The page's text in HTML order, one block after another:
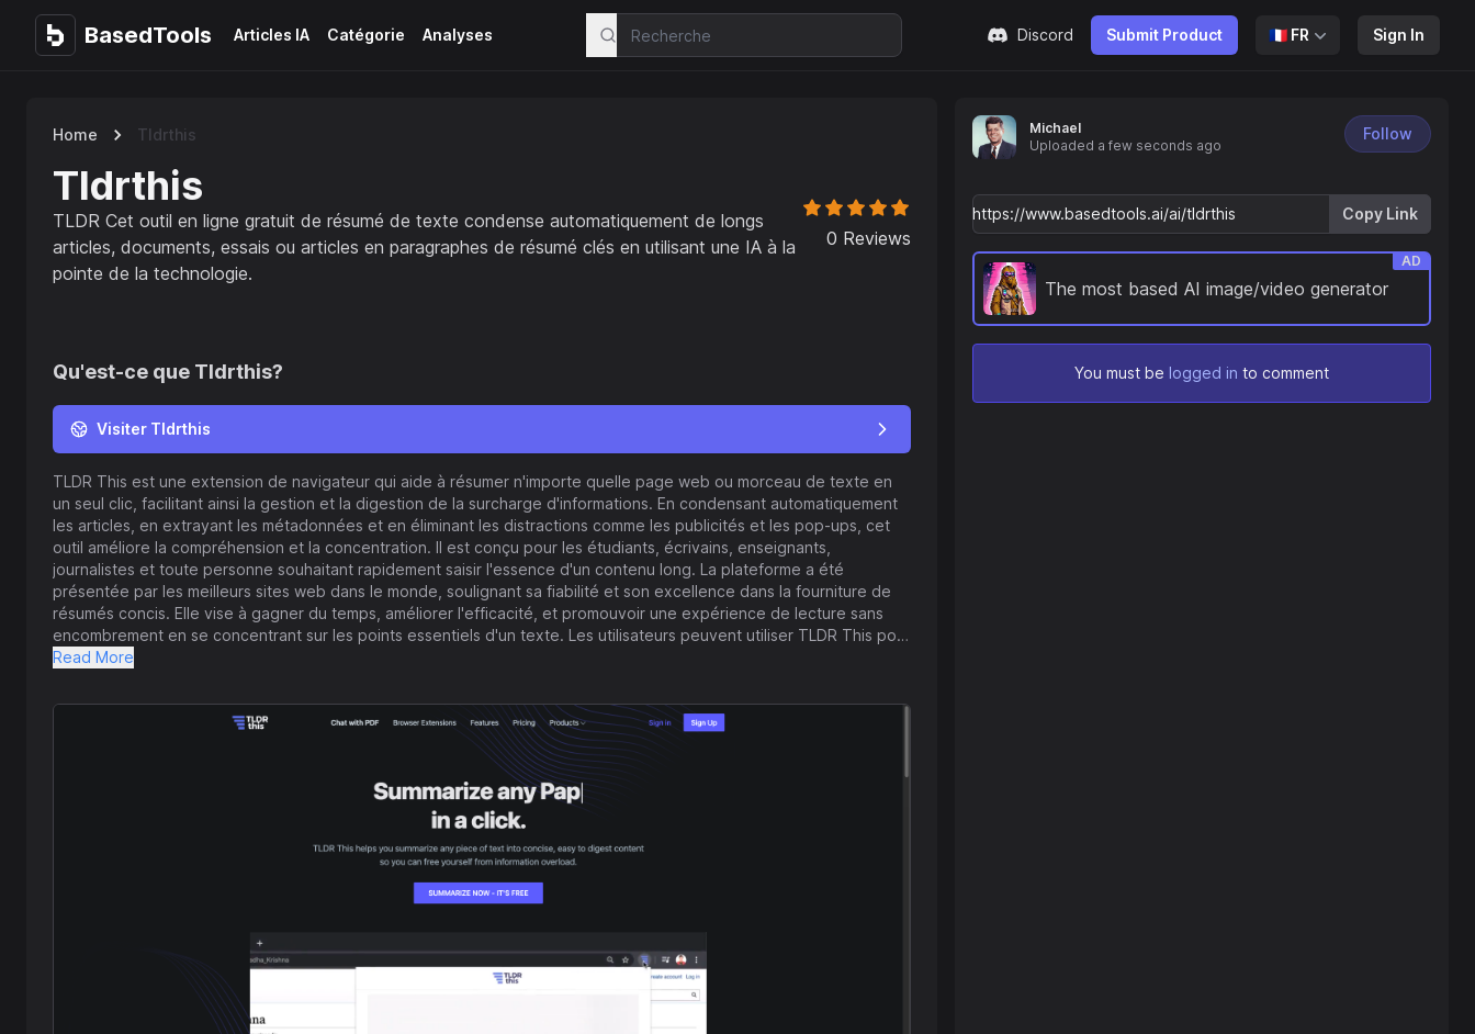
BasedTools
BasedTools Articles IA Catégorie Analyses Discord Submit Product 🇫🇷 FR Sign In
Home Tldrthis
Tldrthis
TLDR Cet outil en ligne gratuit de résumé de texte condense automatiquement de longs
articles, documents, essais ou articles en paragraphes de résumé clés en utilisant une IA à la
pointe de la technologie.
0 Reviews
Qu'est-ce que Tldrthis?
Visiter Tldrthis
TLDR This est une extension de navigateur qui aide à résumer n'importe quelle page web ou morceau de texte en
un seul clic, facilitant ainsi la gestion et la digestion de la surcharge d'informations. En condensant automatiquement
les articles, en extrayant les métadonnées et en éliminant les distractions comme les publicités et les pop-ups, cet
outil améliore la compréhension et la concentration. Il est conçu pour les étudiants, écrivains, enseignants,
journalistes et toute personne souhaitant rapidement saisir l'essence d'un contenu long. La plateforme a été
présentée par les meilleurs sites web dans le monde, soulignant sa fiabilité et son excellence dans la fourniture de
résumés concis. Elle vise à gagner du temps, améliorer l'efficacité, et promouvoir une expérience de lecture sans
encombrement en se concentrant sur les points essentiels d'un texte. Les utilisateurs peuvent utiliser TLDR This pour
obtenir l'essentiel d'un long article avant de décider d'approfondir le contenu original.
Read More
Michael
Uploaded a few seconds ago
Follow
Copy Link
The most based AI image/video generator
AD
You must be logged in to comment